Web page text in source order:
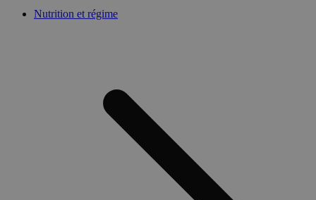
Nutrition et régime